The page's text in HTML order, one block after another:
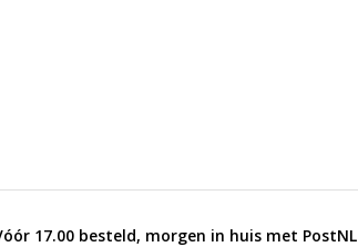
17.00 besteld, morgen in huis met PostNL